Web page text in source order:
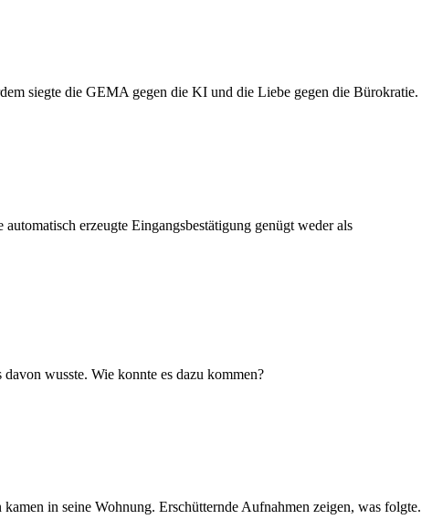
siegte die GEMA gegen die KI und die Liebe gegen die Bürokratie.
erzeugte Eingangsbestätigung genügt weder als
wusste. Wie konnte es dazu kommen?
in seine Wohnung. Erschütternde Aufnahmen zeigen, was folgte.